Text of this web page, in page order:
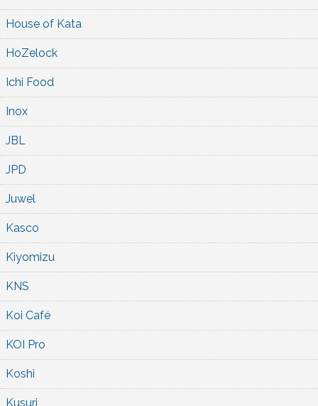
House of Kata
HoZelock
Ichi Food
Inox
JBL
JPD
Juwel
Kasco
Kiyomizu
KNS
Koi Café
KOI Pro
Koshi
Kusuri